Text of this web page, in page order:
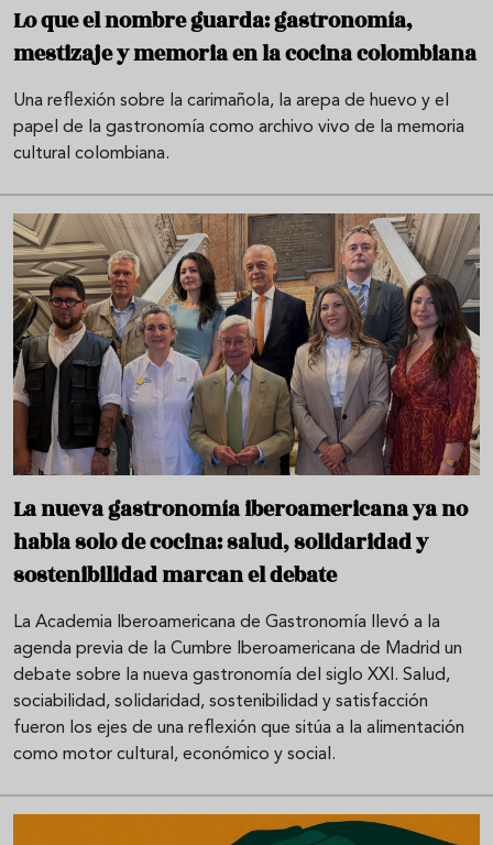
Lo que el nombre guarda: gastronomía,
mestizaje y memoria en la cocina colombiana
Una reflexión sobre la carimañola, la arepa de huevo y el
papel de la gastronomía como archivo vivo de la memoria
cultural colombiana.
La nueva gastronomía iberoamericana ya no
habla solo de cocina: salud, solidaridad y
sostenibilidad marcan el debate
La Academia Iberoamericana de Gastronomía llevó a la
agenda previa de la Cumbre Iberoamericana de Madrid un
debate sobre la nueva gastronomía del siglo XXI. Salud,
sociabilidad, solidaridad, sostenibilidad y satisfacción
fueron los ejes de una reflexión que sitúa a la alimentación
como motor cultural, económico y social.